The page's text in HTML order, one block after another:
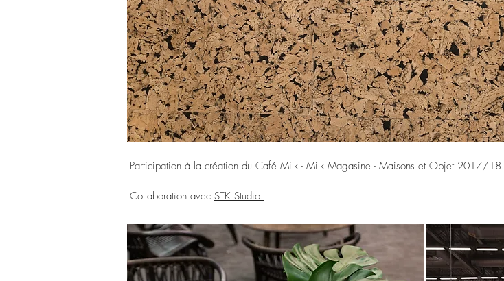
Participation à la création du Café Milk - Milk Magasine - Maisons et Objet 2017/18.
Collaboration avec STK Studio.